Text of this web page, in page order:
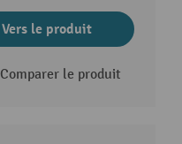
Vers le produit
Comparer le produit